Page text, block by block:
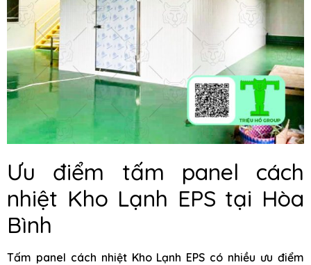
Ưu điểm tấm panel cách
nhiệt Kho Lạnh EPS tại Hòa
Bình
Tấm panel cách nhiệt Kho Lạnh EPS có nhiều ưu điểm